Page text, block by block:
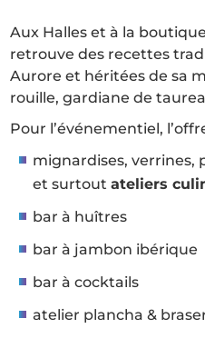
Aux Halles et à la
retrouve des recettes
Aurore et héritées de sa
rouille, gardiane de
Pour l’événementiel,
mignardises, verrines,
et surtoutateliers
bar à huîtres
bar à jambon ibérique
bar à cocktails
atelier plancha &